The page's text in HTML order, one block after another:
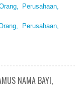
Perusahaan,
Perusahaan,
NAMA BAYI,